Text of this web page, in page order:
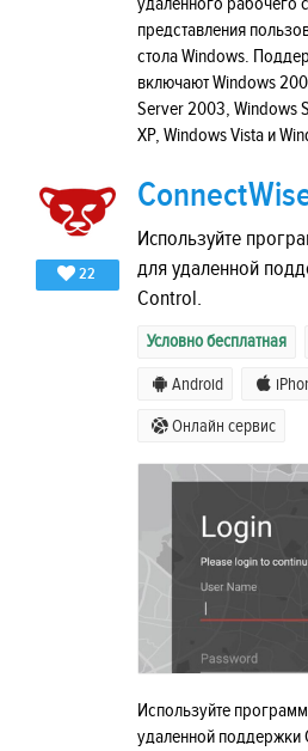
представления
стола Windows.
включают Windows
Server 2003, Windows
XP, Windows Vista и
22
Используйте
для удаленной
Control.
Условно бесплатная
Android
Онлайн сервис
Используйте
удаленной поддержки